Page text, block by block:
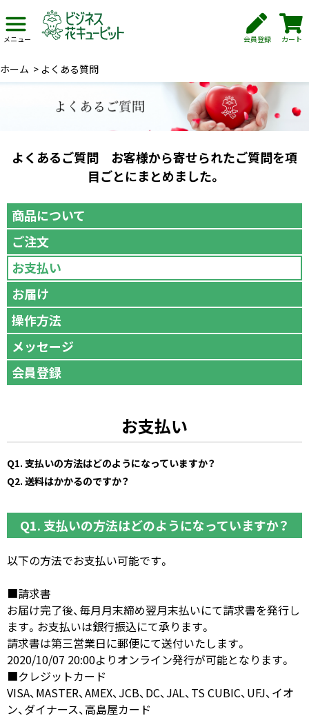
メニュー 会員登録 カート
ホーム > よくある質問
よくあるご質問 お客様から寄せられたご質問を項
目ごとにまとめました。
商品について
ご注文
お支払い
お届け
操作方法
メッセージ
会員登録
お支払い
Q1. 支払いの方法はどのようになっていますか？
Q2. 送料はかかるのですか？
Q1. 支払いの方法はどのようになっていますか？
以下の方法でお支払い可能です。
■請求書
お届け完了後、毎月月末締め翌月末払いにて請求書を発行し
ます。お支払いは銀行振込にて承ります。
請求書は第三営業日に郵便にて送付いたします。
2020/10/07 20:00よりオンライン発行が可能となります。
■クレジットカード
VISA、MASTER、AMEX、JCB、DC、JAL、TS CUBIC、UFJ、イオ
ン、ダイナース、高島屋カード